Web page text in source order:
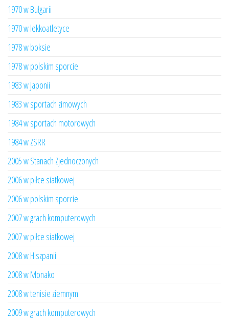
1970 w Bułgarii
1970 w lekkoatletyce
1978 w boksie
1978 w polskim sporcie
1983 w Japonii
1983 w sportach zimowych
1984 w sportach motorowych
1984 w ZSRR
2005 w Stanach Zjednoczonych
2006 w piłce siatkowej
2006 w polskim sporcie
2007 w grach komputerowych
2007 w piłce siatkowej
2008 w Hiszpanii
2008 w Monako
2008 w tenisie ziemnym
2009 w grach komputerowych